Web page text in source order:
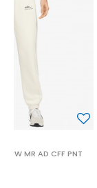
MW MR AD CFF PNT